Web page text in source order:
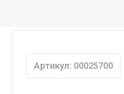
Артикул: 00025700